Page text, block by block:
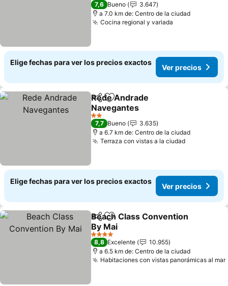
7,6 Bueno
3.647
a 7.0 km de: Centro de la ciudad
Cocina regional y variada
Elige fechas para ver los precios exactos
Ver precios
CompartirAgregar a favoritos
Rede Andrade
Navegantes
2 Estrellas
7,7 Bueno
3.635
a 6.7 km de: Centro de la ciudad
Terraza con vistas a la ciudad
Elige fechas para ver los precios exactos
Ver precios
CompartirAgregar a favoritos
Beach Class Convention
By Mai
4 Estrellas
8,8 Excelente
10.955
a 6.5 km de: Centro de la ciudad
Habitaciones con vistas panorámicas al mar